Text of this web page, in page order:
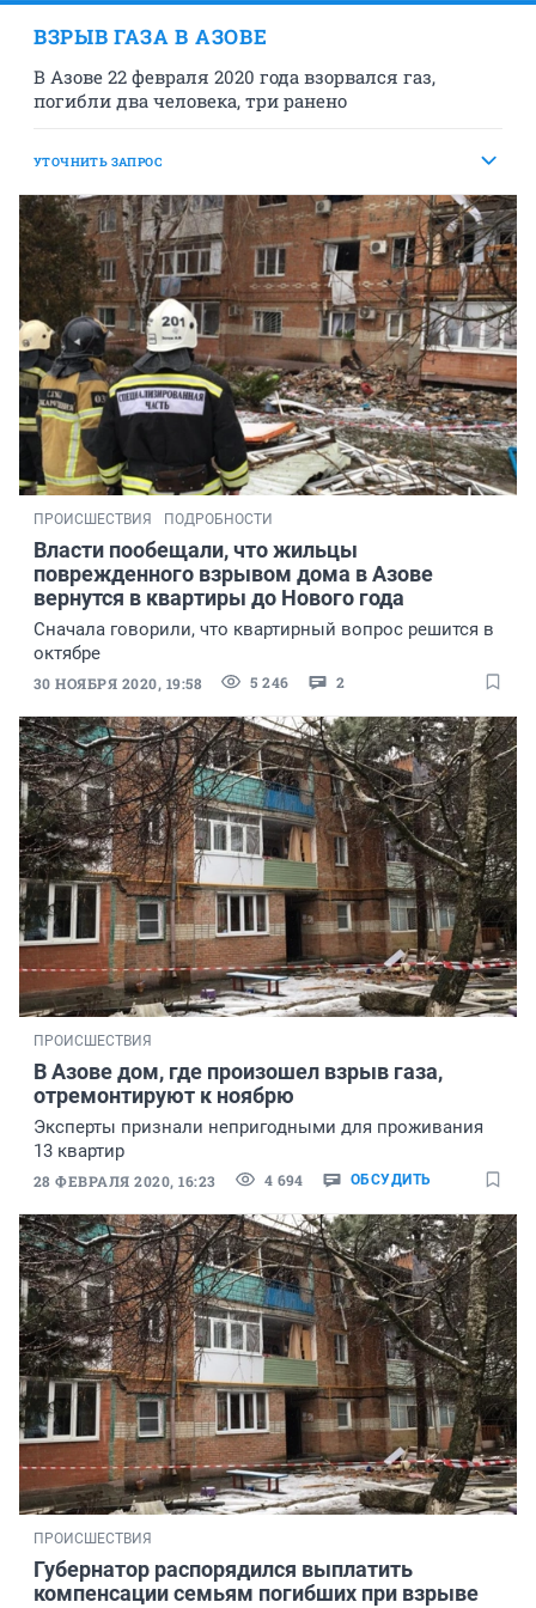
ВЗРЫВ ГАЗА В АЗОВЕ
В Азове 22 февраля 2020 года взорвался газ,
погибли два человека, три ранено
УТОЧНИТЬ ЗАПРОС
ПРОИСШЕСТВИЯ ПОДРОБНОСТИ
Власти пообещали, что жильцы
поврежденного взрывом дома в Азове
вернутся в квартиры до Нового года
Сначала говорили, что квартирный вопрос решится в
октябре
30 НОЯБРЯ 2020, 19:58 5 246 2
ПРОИСШЕСТВИЯ
В Азове дом, где произошел взрыв газа,
отремонтируют к ноябрю
Эксперты признали непригодными для проживания
13 квартир
28 ФЕВРАЛЯ 2020, 16:23 4 694 ОБСУДИТЬ
ПРОИСШЕСТВИЯ
Губернатор распорядился выплатить
компенсации семьям погибших при взрыве